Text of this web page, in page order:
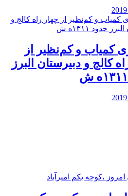
کمیاب و کم‌نظیر از
كالج و دبيرستان البرز